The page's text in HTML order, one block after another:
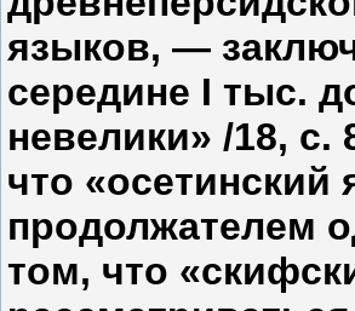
языков, —
середине I тыс.
невелики» /18,
что
продолжателем
том, что